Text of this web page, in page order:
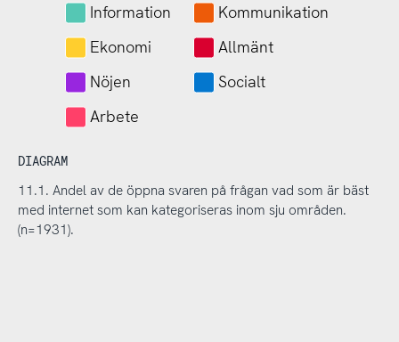
Information
Kommunikation
Ekonomi
Allmänt
Nöjen
Socialt
Arbete
DIAGRAM
11.1. Andel av de öppna svaren på frågan vad som är bäst
med internet som kan kategoriseras inom sju områden.
(n=1931).